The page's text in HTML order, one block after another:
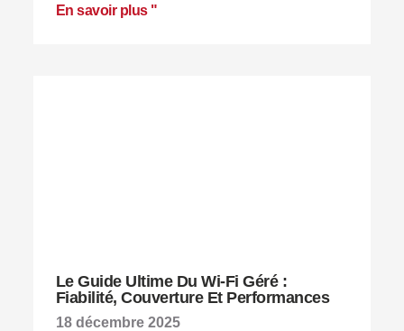
En savoir plus "
Le Guide Ultime Du Wi-Fi Géré :
Fiabilité, Couverture Et Performances
18 décembre 2025